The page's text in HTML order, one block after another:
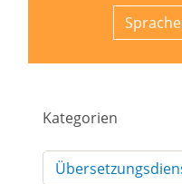
Kategorien